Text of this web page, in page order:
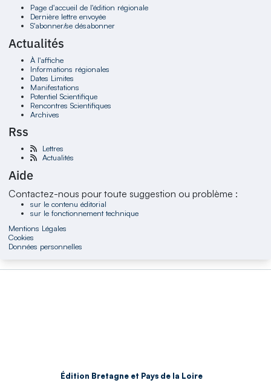
Page d'accueil de l'édition régionale
Dernière lettre envoyée
S'abonner/se désabonner
Actualités
À l'affiche
Informations régionales
Dates Limites
Manifestations
Potentiel Scientifique
Rencontres Scientifiques
Archives
Rss
Lettres
Actualités
Aide
Contactez-nous pour toute suggestion ou problème :
sur le contenu éditorial
sur le fonctionnement technique
Mentions Légales
Cookies
Données personnelles
Édition Bretagne et Pays de la Loire